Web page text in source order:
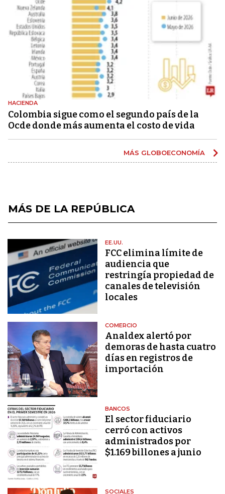
HACIENDA
Colombia sigue como el segundo país de la
Ocde donde más aumenta el costo de vida
MÁS GLOBOECONOMÍA
MÁS DE LA REPÚBLICA
EE.UU.
FCC elimina límite de
audiencia que
restringía propiedad de
canales de televisión
locales
COMERCIO
Analdex alertó por
demoras de hasta cuatro
días en registros de
importación
BANCOS
El sector fiduciario
cerró con activos
administrados por
$1.169 billones a junio
SOCIALES